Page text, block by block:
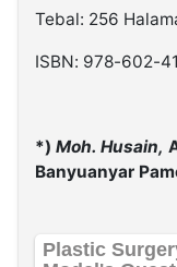
Tebal: 256
ISBN: 978-602-
*) Moh. Husain,
Banyuanyar